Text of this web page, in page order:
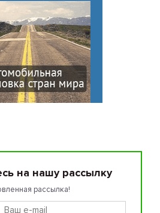
на нашу рассылку
рассылка!